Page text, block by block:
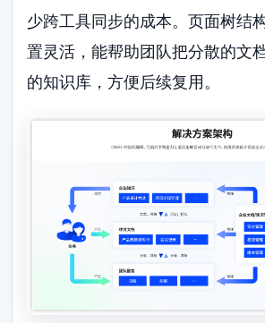
少跨工具同步的成本。页面树结
置灵活，能帮助团队把分散的文
的知识库，方便后续复用。